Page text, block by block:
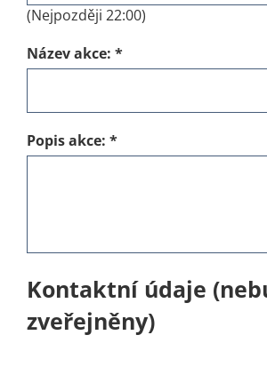
(Nejpozději 22:00)
Název akce: *
Popis akce: *
Kontaktní údaje
zveřejněny)